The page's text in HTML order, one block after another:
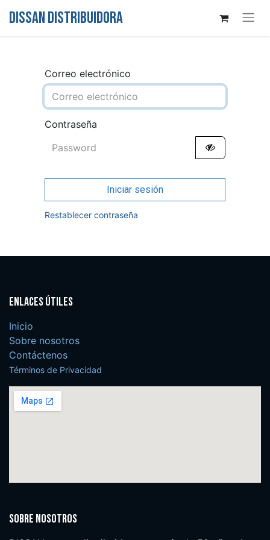
DISSAN DISTRIBUIDORA
Correo electrónico
Contraseña
Iniciar sesión
Restablecer contraseña
Enlaces útiles
Inicio
Sobre nosotros
Contáctenos
Términos de Privacidad
Sobre nosotros